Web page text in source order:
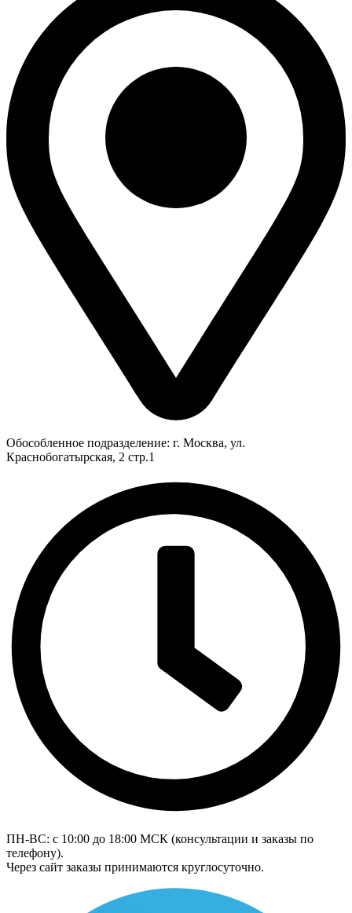
Обособленное подразделение: г. Москва, ул.
Краснобогатырская, 2 стр.1
ПН-ВС: с 10:00 до 18:00 МСК (консультации и заказы по
телефону).
Через сайт заказы принимаются круглосуточно.